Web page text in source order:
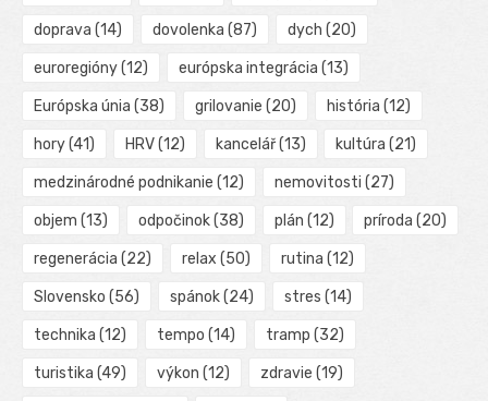
doprava (14) dovolenka (87) dych (20)
euroregióny(12) európska integrácia (13)
Európska únia (38) grilovanie (20) história (12)
hory(41) HRV(12) kancelář(13) kultúra (21)
medzinárodné podnikanie (12) nemovitosti (27)
objem (13) odpočinok(38) plán (12) príroda (20)
regenerácia (22) relax (50) rutina (12)
Slovensko (56) spánok(24) stres (14)
technika (12) tempo (14) tramp (32)
turistika (49) výkon (12) zdravie (19)